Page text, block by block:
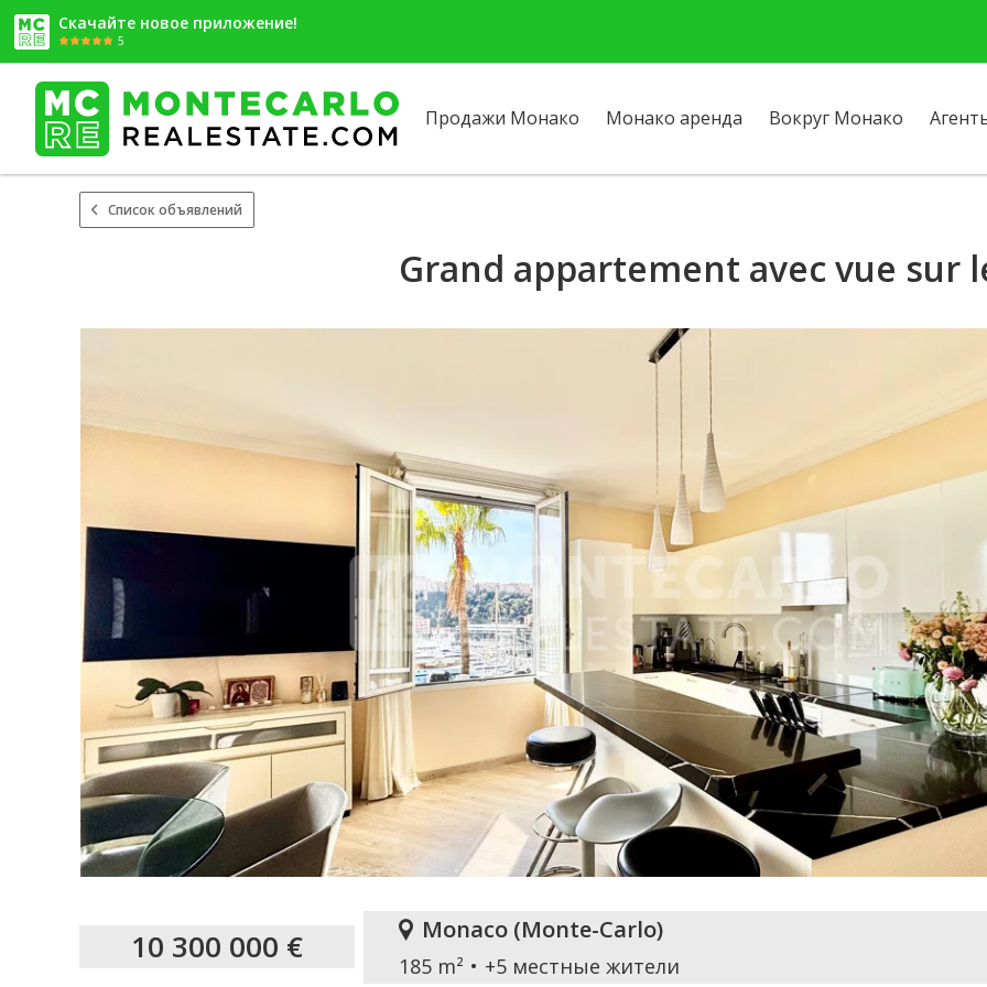
Скачайте новое приложение!
5
Продажи Монако Монако аренда Вокруг Монако
Список объявлений
Grand appartement avec vue sur
10 300 000 € Monaco (Monte-Carlo)
185 m² +5 местные жители